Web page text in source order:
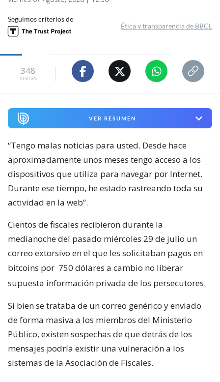
Seguimos criterios de
Ética y transparencia de BBCL
348
visitas
VER RESUMEN
“Tengo malas noticias para usted. Desde hace
aproximadamente unos meses tengo acceso a los
dispositivos que utiliza para navegar por Internet.
Durante ese tiempo, he estado rastreando toda su
actividad en la web”.
Cientos de fiscales recibieron durante la
medianoche del pasado miércoles 29 de julio un
correo extorsivo en el que les solicitaban pagos en
bitcoins por 750 dólares a cambio no liberar
supuesta información privada de los persecutores.
Si bien se trataba de un correo genérico y enviado
de forma masiva a los miembros del Ministerio
Público, existen sospechas de que detrás de los
mensajes podría existir una vulneración a los
sistemas de la Asociación de Fiscales.